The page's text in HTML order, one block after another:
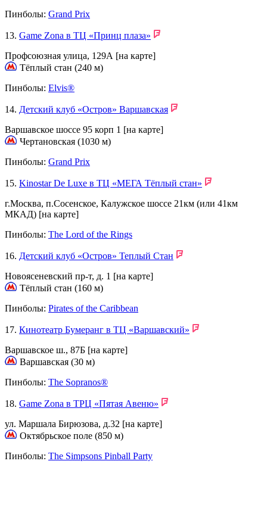
Пинболы: Grand Prix
13. Game Zona в ТЦ «Принц плаза»
Профсоюзная улица, 129А [на карте]
Тёплый стан (240 м)
Пинболы: Elvis®
14. Детский клуб «Остров» Варшавская
Варшавское шоссе 95 корп 1 [на карте]
Чертановская (1030 м)
Пинболы: Grand Prix
15. Kinostar De Luxe в ТЦ «МЕГА Тёплый стан»
г.Москва, п.Сосенское, Калужское шоссе 21км (или 41км
МКАД) [на карте]
Пинболы: The Lord of the Rings
16. Детский клуб «Остров» Теплый Стан
Новоясеневский пр-т, д. 1 [на карте]
Тёплый стан (160 м)
Пинболы: Pirates of the Caribbean
17. Кинотеатр Бумеранг в ТЦ «Варшавский»
Варшавское ш., 87Б [на карте]
Варшавская (30 м)
Пинболы: The Sopranos®
18. Game Zona в ТРЦ «Пятая Авеню»
ул. Маршала Бирюзова, д.32 [на карте]
Октябрьское поле (850 м)
Пинболы: The Simpsons Pinball Party